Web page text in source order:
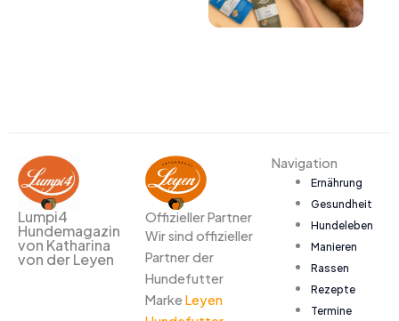
Lumpi4
Hundemagazin
von Katharina
von der Leyen
Offizieller Partner
Wir sind offizieller
Partner der
Hundefutter
Marke Leyen
Navigation
Ernährung
Gesundheit
Hundeleben
Manieren
Rassen
Rezepte
Termine